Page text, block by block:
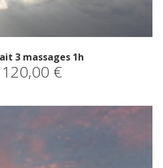
3 massages 1h
120,00 €